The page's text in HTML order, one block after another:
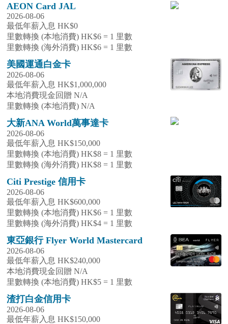
AEON Card JAL
2026-08-06
最低年薪入息 HK$0
里數轉換 (本地消費) HK$6 = 1 里數
里數轉換 (海外消費) HK$6 = 1 里數
美國運通白金卡
2026-08-06
最低年薪入息 HK$1,000,000
本地消費現金回贈 N/A
里數轉換 (本地消費) N/A
大新ANA World萬事達卡
2026-08-06
最低年薪入息 HK$150,000
里數轉換 (本地消費) HK$8 = 1 里數
里數轉換 (海外消費) HK$8 = 1 里數
Citi Prestige 信用卡
2026-08-06
最低年薪入息 HK$600,000
里數轉換 (本地消費) HK$6 = 1 里數
里數轉換 (海外消費) HK$4 = 1 里數
東亞銀行 Flyer World Mastercard
2026-08-06
最低年薪入息 HK$240,000
本地消費現金回贈 N/A
里數轉換 (本地消費) HK$5 = 1 里數
渣打白金信用卡
2026-08-06
最低年薪入息 HK$150,000